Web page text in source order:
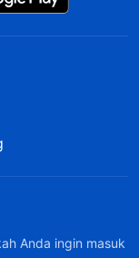
Anda ingin masuk